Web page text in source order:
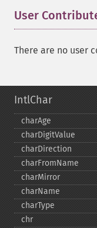
User
There are no user
IntlChar
charAge
charDigitValue
charDirection
charFromName
charMirror
charName
charType
chr